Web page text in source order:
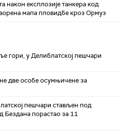
након експлозије танкера код
мапа пловидбе кроз Ормуз
гори, у Делиблатској пешчари
две особе осумњичене за
пешчари стављен под
Бездана порастао за 11